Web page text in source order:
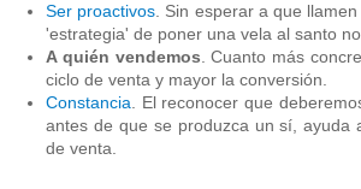
Ser proactivos. Sin esperar a que
'estrategia' de poner una vela al santo
A quién vendemos. Cuanto más
ciclo de venta y mayor la conversión.
Constancia. El reconocer que
antes de que se produzca un sí, ayuda
de venta.